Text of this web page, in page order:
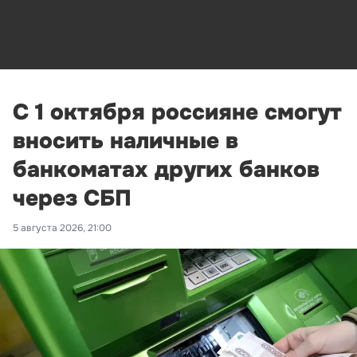
С 1 октября россияне смогут
вносить наличные в
банкоматах других банков
через СБП
5 августа 2026, 21:00